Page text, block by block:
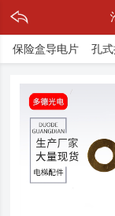
保险盒导电片 孔